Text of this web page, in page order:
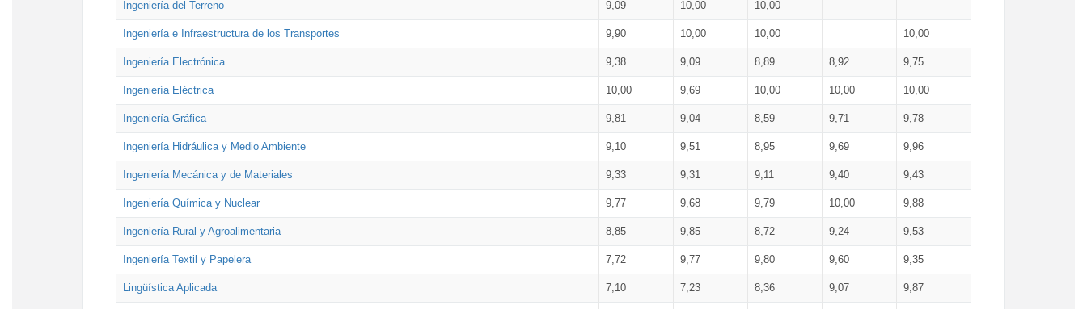
Ingeniería del Terreno 9,09 10,00 10,00
Ingeniería e Infraestructura de los Transportes 9,90 10,00 10,00 10,00
Ingeniería Electrónica 9,38 9,09 8,89 8,92 9,75
Ingeniería Eléctrica 10,00 9,69 10,00 10,00 10,00
Ingeniería Gráfica 9,81 9,04 8,59 9,71 9,78
Ingeniería Hidráulica y Medio Ambiente 9,10 9,51 8,95 9,69 9,96
Ingeniería Mecánica y de Materiales 9,33 9,31 9,11 9,40 9,43
Ingeniería Química y Nuclear 9,77 9,68 9,79 10,00 9,88
Ingeniería Rural y Agroalimentaria 8,85 9,85 8,72 9,24 9,53
Ingeniería Textil y Papelera 7,72 9,77 9,80 9,60 9,35
Lingüística Aplicada 7,10 7,23 8,36 9,07 9,87